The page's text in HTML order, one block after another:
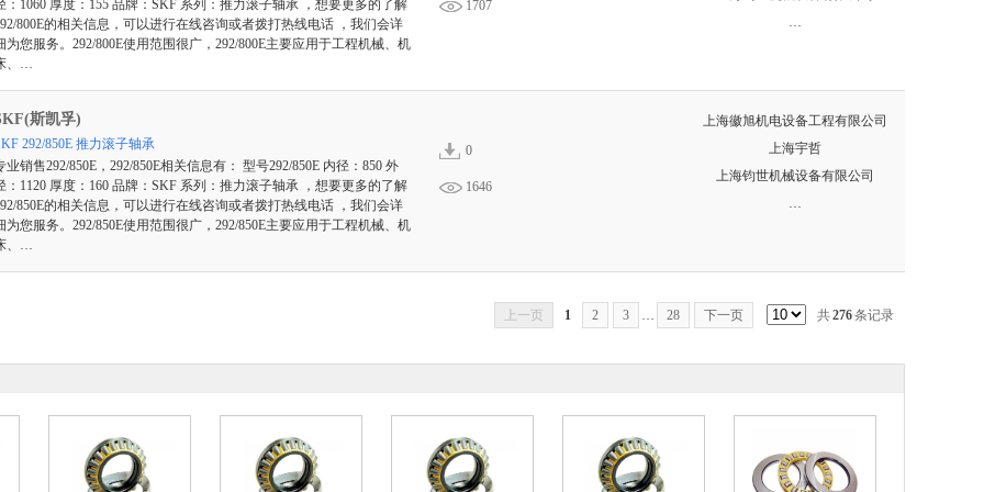
：1060 厚度：155 品牌：SKF 系列：推力滚子轴承 ，想要更多的了解
800E的相关信息，可以进行在线咨询或者拨打热线电话 ，我们会详
为您服务。292/800E使用范围很广，292/800E主要应用于工程机械、机
、…
…
1707
斯凯孚)
292/850E 推力滚子轴承
业销售292/850E，292/850E相关信息有： 型号292/850E 内径：850 外
：1120 厚度：160 品牌：SKF 系列：推力滚子轴承 ，想要更多的了解
850E的相关信息，可以进行在线咨询或者拨打热线电话 ，我们会详
为您服务。292/850E使用范围很广，292/850E主要应用于工程机械、机
、…
上海徽旭机电设备工程有限公司
上海宇哲
上海钧世机械设备有限公司
…
0
1646
上一页 1 2 3 … 28 下一页 共276条记录